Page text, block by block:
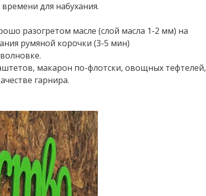
для набухания.
разогретом масле (слой масла 1-2 мм) на
румяной корочки (3-5 мин)
макарон по-флотски, овощных тефтелей,
гарнира.